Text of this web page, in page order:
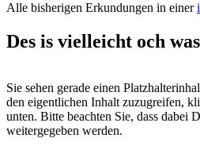
Alle bisherigen Erkundungen in einer
Des is vielleicht och
Sie sehen gerade einen
den eigentlichen Inhalt zuzugreifen,
unten. Bitte beachten Sie, dass dabei
weitergegeben werden.